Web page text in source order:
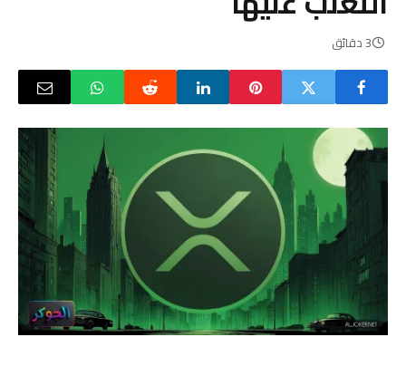
3 دقائق